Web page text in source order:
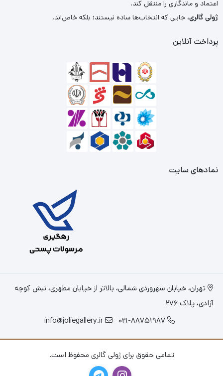
اعتماد و ماندگاری را منتقل کند.
ژولی گالری، جایی که انتخاب‌ها ساده نیستند؛ بلکه خاص‌اند.
پرداخت آنلاین
نمادهای سایت
تهران، خیابان سهروردی شمالی، بالاتر از خیابان مطهری، نبش کوچه
آزادی، پلاک 276
021-88751987
info@joliegallery.ir
تمامی حقوق برای ژولی گالری محفوظ است.